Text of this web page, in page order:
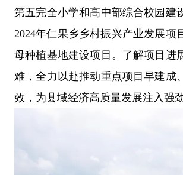
第五完全小学和高中部综合校园建
2024年仁果乡乡村振兴产业发展项
母种植基地建设项目。了解项目进
难，全力以赴推动重点项目早建成
效，为县域经济高质量发展注入强劲